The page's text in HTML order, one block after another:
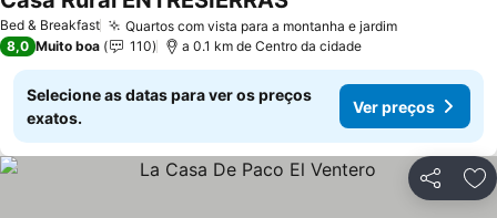
Bed & Breakfast Quartos com vista para a montanha e jardim
8,0 Muito boa 110 a 0.1 km de Centro da cidade
Selecione as datas para ver os preços
exatos.
Ver preços
Partilhar